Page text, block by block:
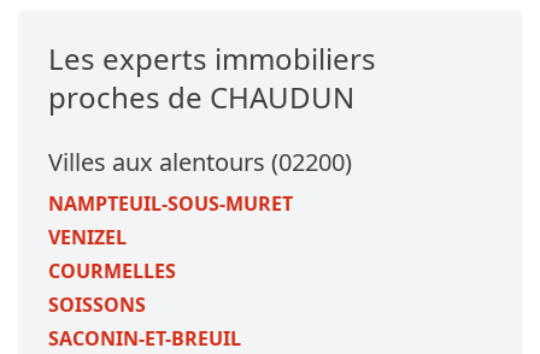
Les experts immobiliers
proches de CHAUDUN
Villes aux alentours (02200)
NAMPTEUIL-SOUS-MURET
VENIZEL
COURMELLES
SOISSONS
SACONIN-ET-BREUIL